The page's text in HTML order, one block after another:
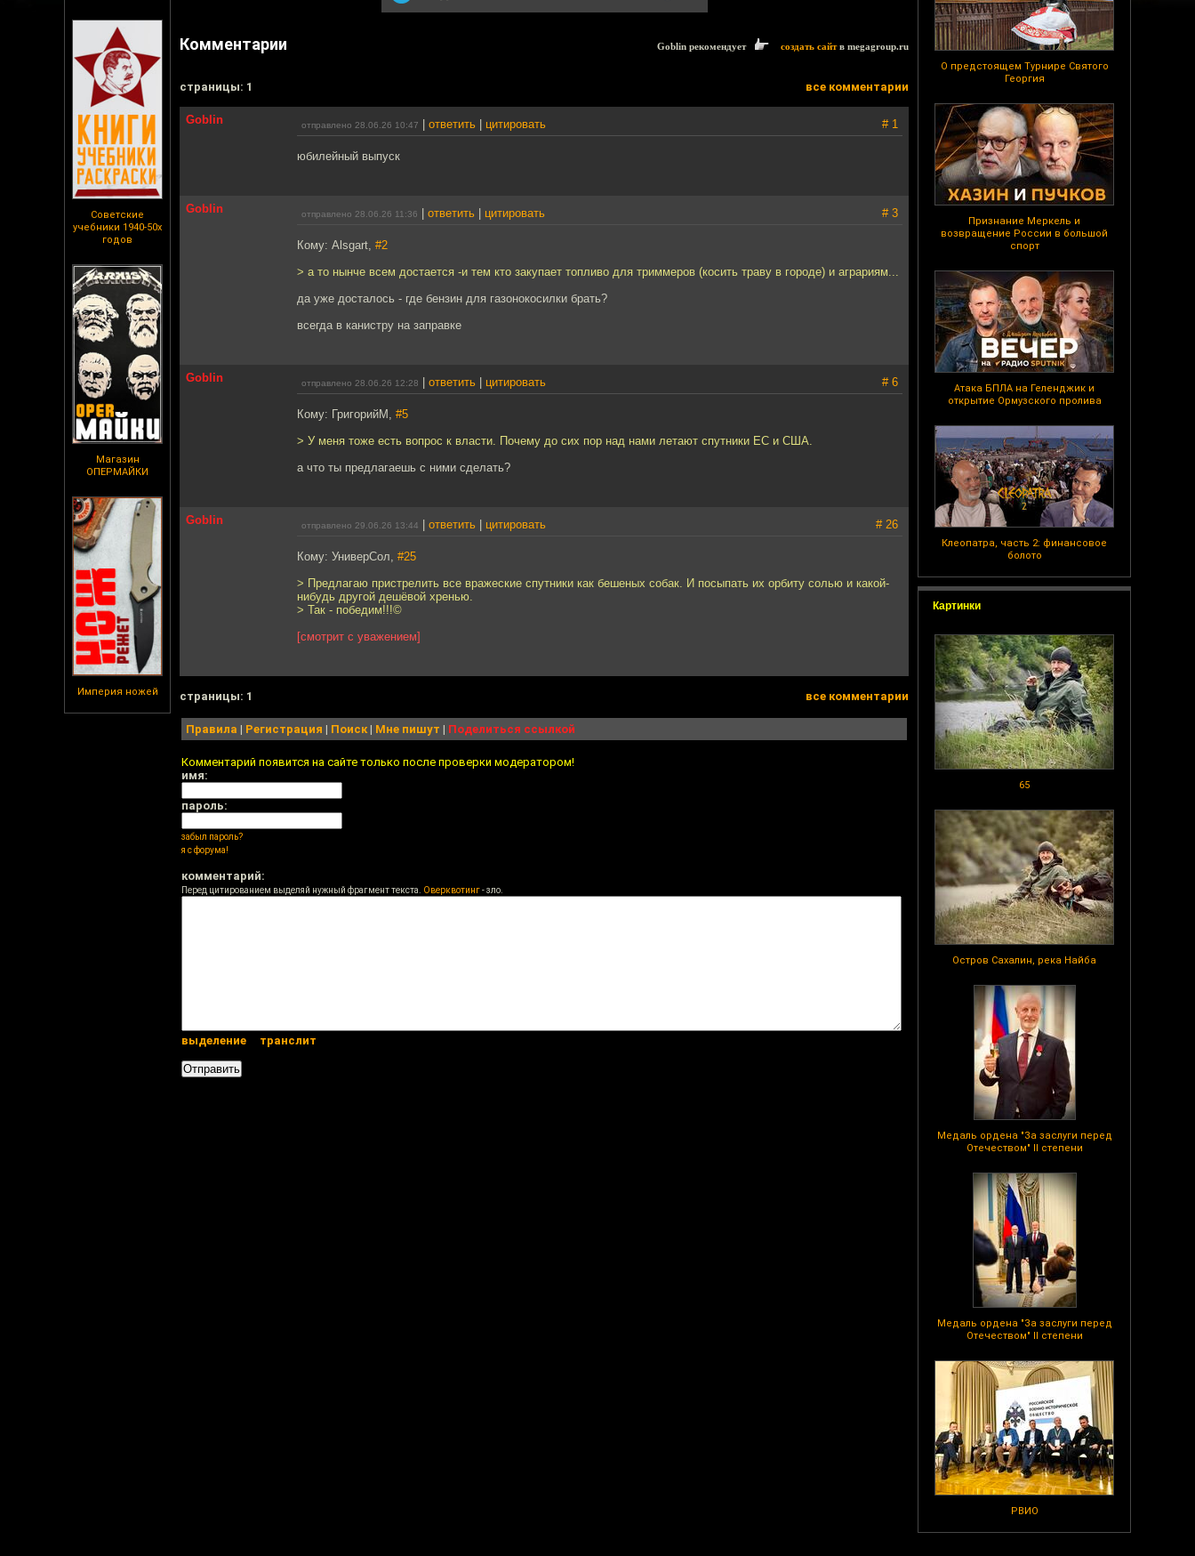
Советские
учебники 1940-50х
годов
Магазин
ОПЕРМАЙКИ
Империя ножей
О предстоящем Турнире Святого
Георгия
Признание Меркель и
возвращение России в большой
спорт
Атака БПЛА на Геленджик и
открытие Ормузского пролива
Клеопатра, часть 2: финансовое
болото
Картинки
65
Остров Сахалин, река Найба
Медаль ордена "За заслуги перед
Отечеством" II степени
Медаль ордена "За заслуги перед
Отечеством" II степени
РВИО
Комментарии Goblin рекомендует создать сайтв megagroup.ru
cтраницы: 1 все комментарии
Goblin отправлено 28.06.26 10:47 ответить цитировать # 1
юбилейный выпуск
Goblin отправлено 28.06.26 11:36 ответить цитировать # 3
Кому: Alsgart, #2
> а то нынче всем достается -и тем кто закупает топливо для триммеров (косить траву в городе) и аграриям...
да уже досталось - где бензин для газонокосилки брать?
всегда в канистру на заправке
Goblin отправлено 28.06.26 12:28 ответить цитировать # 6
Кому: ГригорийМ, #5
> У меня тоже есть вопрос к власти. Почему до сих пор над нами летают спутники ЕС и США.
а что ты предлагаешь с ними сделать?
Goblin отправлено 29.06.26 13:44 ответить цитировать # 26
Кому: УниверСол, #25
> Предлагаю пристрелить все вражеские спутники как бешеных собак. И посыпать их орбиту солью и какой-
нибудь другой дешёвой хренью.
> Так - победим!!!©
[смотрит с уважением]
cтраницы: 1 все комментарии
Правила | Регистрация | Поиск| Мне пишут | Поделиться ссылкой
Комментарий появится на сайте только после проверки модератором!
имя:
пароль:
забыл пароль?
я с форума!
комментарий:
Перед цитированием выделяй нужный фрагмент текста. Оверквотинг- зло.
выделение транслит